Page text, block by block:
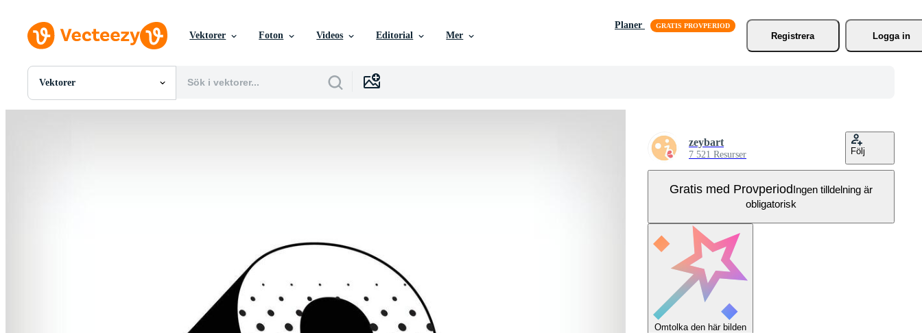
Vektorer Foton Videos Editorial Mer
Planer
Registrera
Logga in
Vektorer
Alla Bilder
zeybart
7 521 Resurser Följ
Gratis med ProvperiodIngen tilldelning är
obligatorisk
Omtolka den här bilden